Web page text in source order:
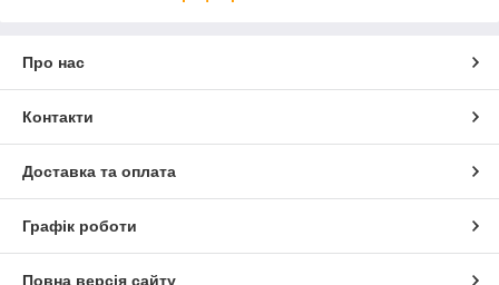
Про нас
Контакти
Доставка та оплата
Графік роботи
Повна версія сайту